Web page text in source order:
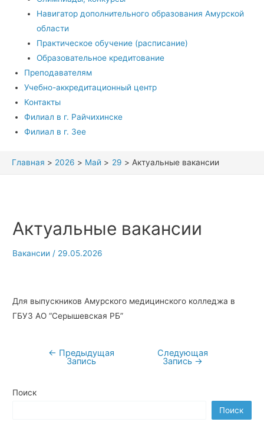
Навигатор дополнительного образования Амурской
области
Практическое обучение (расписание)
Образовательное кредитование
Преподавателям
Учебно-аккредитационный центр
Контакты
Филиал в г. Райчихинске
Филиал в г. Зее
Главная 2026 Май 29 Актуальные вакансии
Актуальные вакансии
Вакансии / 29.05.2026
Для выпускников Амурского медицинского колледжа в
ГБУЗ АО “Серышевская РБ”
Навигация
← Предыдущая
Запись
Следующая
Запись →
Поиск
Поиск